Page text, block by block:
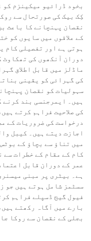
بخود ڈرائیو میکینزم
کِک بیک کی صورتحال سے
کے علاقوں میں سایوں کو
ہوتی ہے اور تفصیلی کام
دوران آنکھوں کی تھکاوٹ
ماڈلز میں قابل اطلاق
کی گہرائی کو یقینی
سہولیات کو نقصان
ہیں۔ ایمرجنسی بند کرنے
کی صلاحیت فراہم کرتے
درخواست کی ضروریات کے
اجازت دیتے ہیں۔ کیبل
میں تناؤ سے بچاؤ کے
کام کے مقام کے خطرات سے
عمر کے دوران قابل
ہے۔ بیٹری پر مبنی
سسٹمز شامل ہوتے ہیں جو
فیول گیج ڈسپلے فراہم
بارے میں آگاہ رکھتے
بجلی کے نقصان سے روکا